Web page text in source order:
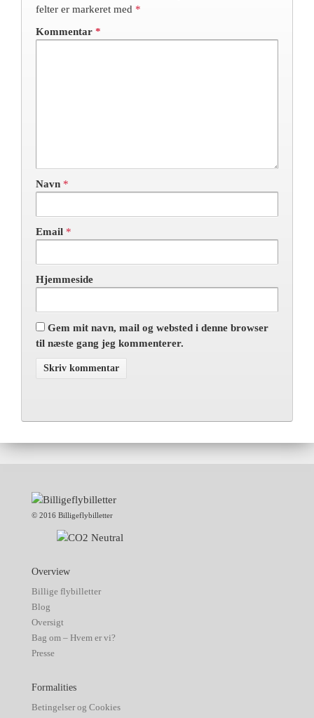
felter er markeret med *
Kommentar *
Navn *
Email *
Hjemmeside
Gem mit navn, mail og websted i denne browser
til næste gang jeg kommenterer.
© 2016 Billigeflybilletter
Overview
Billige flybilletter
Blog
Oversigt
Bag om – Hvem er vi?
Presse
Formalities
Betingelser og Cookies